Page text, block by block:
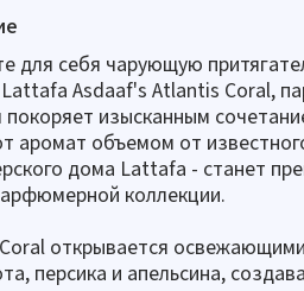
для себя чарующую
Lattafa Asdaaf's Atlantis Coral,
покоряет изысканным
аромат объемом от
дома Lattafa - станет
коллекции.
открывается
персика и апельсина,